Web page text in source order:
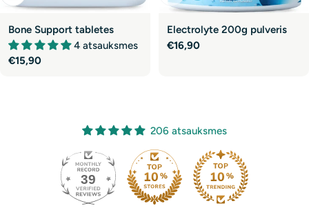
Bone Support tabletes
4 atsauksmes
Parastā
€15,90
Electrolyte 200g pulveris
Parastā
€16,90
206 atsauksmes
39